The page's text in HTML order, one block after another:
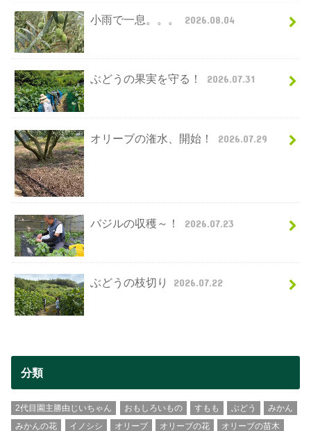
小雨で一息。。。 2026.08.04
ぶどうの果実を守る！ 2026.07.31
オリーブの潅水、開始！ 2026.07.29
バジルの収穫～！ 2026.07.23
ぶどうの枝切り 2026.07.22
分類
2代目園主勝由じいちゃん おもしろいもの すもも ぶどう
みかん
みかんの花
イノシシ オリーブ オリーブの花
オリーブの苗木